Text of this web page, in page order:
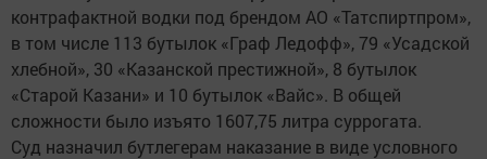
контрафактной водки под брендом АО «Татспиртпром»,
в том числе 113 бутылок «Граф Ледофф», 79 «Усадской
хлебной», 30 «Казанской престижной», 8 бутылок
«Старой Казани» и 10 бутылок «Вайс». В общей
сложности было изъято 1607,75 литра суррогата.
Суд назначил бутлегерам наказание в виде условного